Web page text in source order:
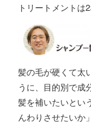
トリートメントは
髪の毛が硬くて太
うに、目的別で成
髪を補いたいとい
んわりさせたいか